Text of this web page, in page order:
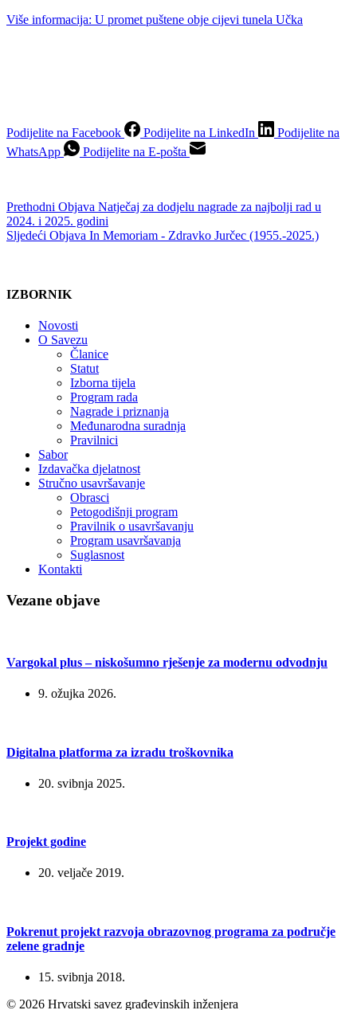
Više informacija: U promet puštene obje cijevi tunela Učka
Podijelite na Facebook Podijelite na LinkedIn
Podijelite na
WhatsApp
Podijelite na E-pošta
Prethodni Objava Natječaj za dodjelu nagrade za najbolji rad u
2024. i 2025. godini
Sljedeći Objava In Memoriam - Zdravko Jurčec (1955.-2025.)
IZBORNIK
Novosti
O Savezu
Članice
Statut
Izborna tijela
Program rada
Nagrade i priznanja
Međunarodna suradnja
Pravilnici
Sabor
Izdavačka djelatnost
Stručno usavršavanje
Obrasci
Petogodišnji program
Pravilnik o usavršavanju
Program usavršavanja
Suglasnost
Kontakti
Vezane objave
Vargokal plus – niskošumno rješenje za modernu odvodnju
9. ožujka 2026.
Digitalna platforma za izradu troškovnika
20. svibnja 2025.
Projekt godine
20. veljače 2019.
Pokrenut projekt razvoja obrazovnog programa za područje
zelene gradnje
15. svibnja 2018.
© 2026 Hrvatski savez građevinskih inženjera